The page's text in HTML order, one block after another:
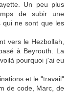
Un peu plus
de subir une
qui ne sont que les
vers le Hezbollah,
à Beyrouth. La
pourquoi j'ai eu
et le "travail"
de code, Marc, de